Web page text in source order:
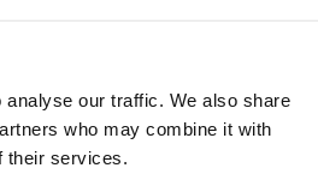
our traffic. We also share
who may combine it with
their services.